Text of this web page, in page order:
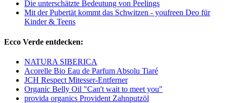
Die unterschätzte Bedeutung von Peelings
Mit der Pubertät kommt das Schwitzen - youfreen Deo für
Kinder & Teens
Ecco Verde entdecken:
NATURA SIBERICA
Acorelle Bio Eau de Parfum Absolu Tiaré
JCH Respect Mitesser-Entferner
Organic Belly Oil "Can't wait to meet you"
provida organics Provident Zahnputzöl